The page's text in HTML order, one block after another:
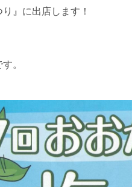
』に出店します！
。